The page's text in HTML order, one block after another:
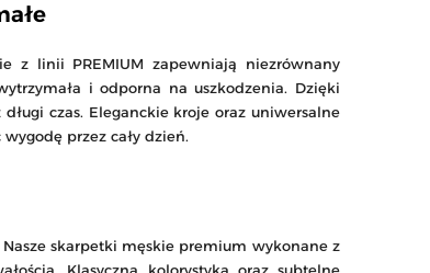
z linii PREMIUM zapewniają niezrównany
i odporna na uszkodzenia. Dzięki
czas. Eleganckie kroje oraz uniwersalne
przez cały dzień.
skarpetki męskie premium wykonane z